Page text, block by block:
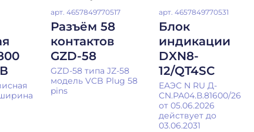
арт. 4657849770517
Разъём 58
контактов
GZD-58
GZD-58 типа JZ-58
модель VCB Plug 58
pins
арт. 4657849770531
Блок
индикации
DXN8-
12/QT4SC
ЕАЭС N RU Д-
CN.РА04.В.81600/26
от 05.06.2026
действует до
03.06.2031